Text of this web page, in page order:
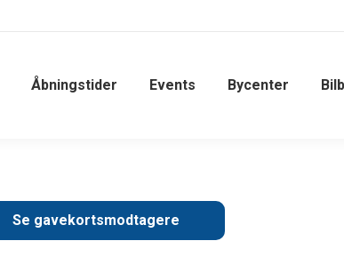
Åbningstider Events Bycenter
Se gavekortsmodtagere